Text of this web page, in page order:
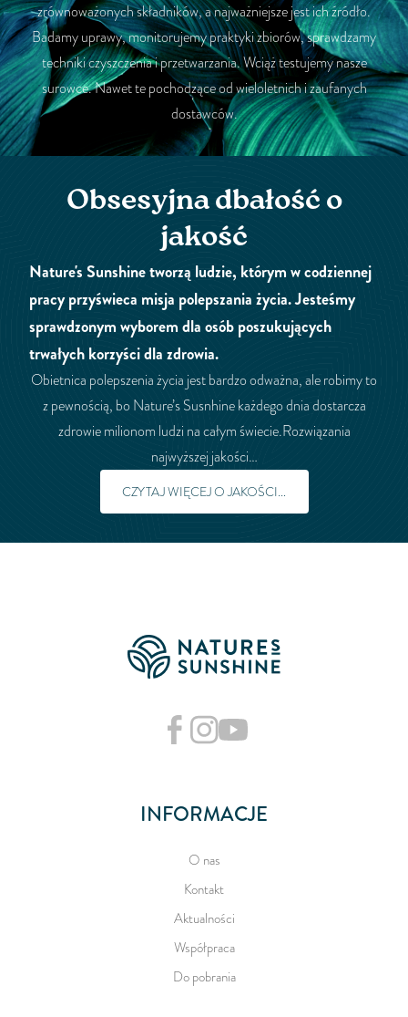
zrównoważonych składników, a najważniejsze jest ich źródło.
Badamy uprawy, monitorujemy praktyki zbiorów, sprawdzamy
techniki czyszczenia i przetwarzania. Wciąż testujemy nasze
surowce. Nawet te pochodzące od wieloletnich i zaufanych
dostawców.
Obsesyjna dbałość o
jakość
Nature's Sunshine tworzą ludzie, którym w codziennej
pracy przyświeca misja polepszania życia. Jesteśmy
sprawdzonym wyborem dla osób poszukujących
trwałych korzyści dla zdrowia.
Obietnica polepszenia życia jest bardzo odważna, ale robimy to
z pewnością, bo Nature’s Susnhine każdego dnia dostarcza
zdrowie milionom ludzi na całym świecie.Rozwiązania
najwyższej jakości…
CZYTAJ WIĘCEJ O JAKOŚCI...
INFORMACJE
O nas
Kontakt
Aktualności
Współpraca
Do pobrania